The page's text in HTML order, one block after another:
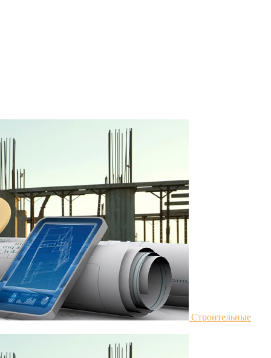
Строительные